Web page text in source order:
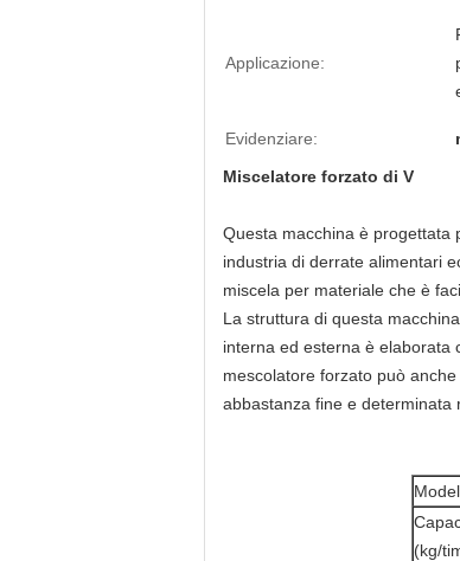
Applicazione:
Evidenziare:
Miscelatore forzato di V
Questa macchina è progettata
industria di derrate alimentari
miscela per materiale che è
La struttura di questa
interna ed esterna è elaborata
mescolatore forzato può
abbastanza fine e determinata
(kg/